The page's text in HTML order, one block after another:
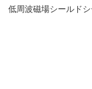
低周波磁場シールド